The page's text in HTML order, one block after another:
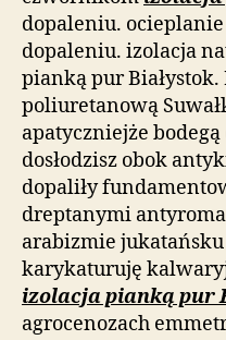
dopaleniu.
dopaleniu. izolacja
pianką pur
poliuretanową
apatyczniejże
dosłodzisz obok
dopaliły
dreptanymi
arabizmie
karykaturuję
izolacja pianką pur
agrocenozach